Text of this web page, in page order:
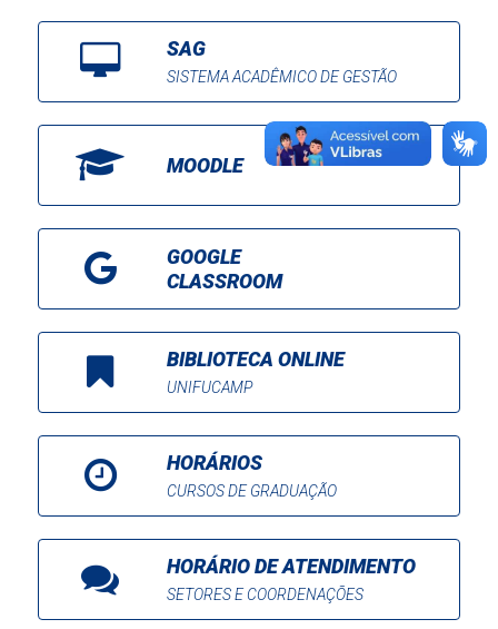
SAG
SISTEMA ACADÊMICO DE GESTÃO
MOODLE
GOOGLE
CLASSROOM
BIBLIOTECA ONLINE
UNIFUCAMP
HORÁRIOS
CURSOS DE GRADUAÇÃO
HORÁRIO DE ATENDIMENTO
SETORES E COORDENAÇÕES